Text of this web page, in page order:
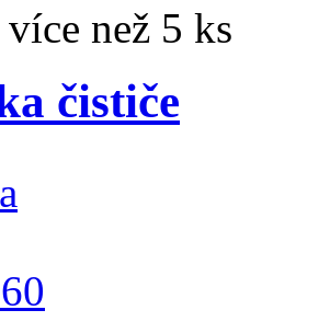
než 5 ks
čističe